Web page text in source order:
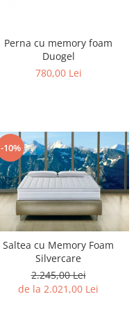
Perna cu memory foam
Duogel
780,00 Lei
-10%
Saltea cu Memory Foam
Silvercare
2.245,00 Lei
de la 2.021,00 Lei